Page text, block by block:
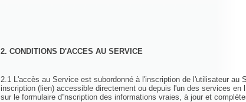
2. CONDITIONS D'ACCES AU SERVICE
2.1 L'accès au Service est subordonné à l'inscription de l'utilisateur au
inscription (lien) accessible directement ou depuis l'un des services
sur le formulaire d''nscription des informations vraies, à jour et